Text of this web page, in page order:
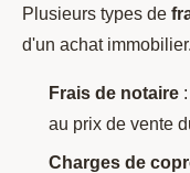
Plusieurs types de
d'un achat
Frais de notaire
au prix de vente
Charges de